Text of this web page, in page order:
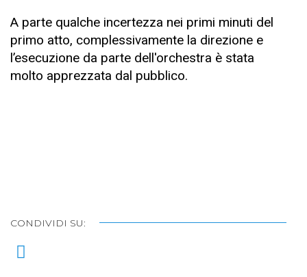
A parte qualche incertezza nei primi minuti del
primo atto, complessivamente la direzione e
l’esecuzione da parte dell'orchestra è stata
molto apprezzata dal pubblico.
CONDIVIDI SU: